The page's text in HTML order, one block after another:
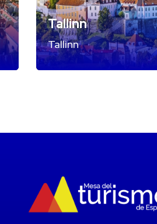
Tallinn
Tallinn